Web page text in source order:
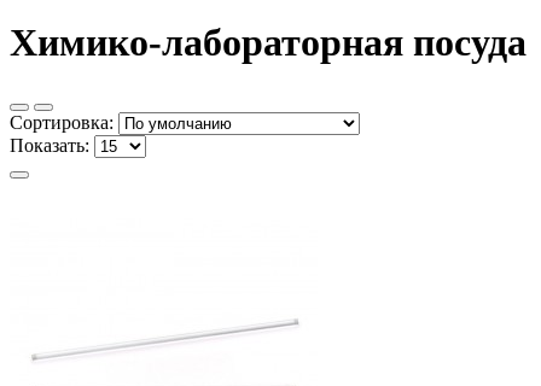
Химико-лабораторная посуда
Сортировка:
Показать: